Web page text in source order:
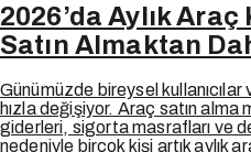
2026’da Aylık
Satın Almaktan
Günümüzde bireysel kullanıcılar
hızla değişiyor. Araç satın
giderleri, sigorta masrafları ve
nedeniyle birçok kişi artık aylık